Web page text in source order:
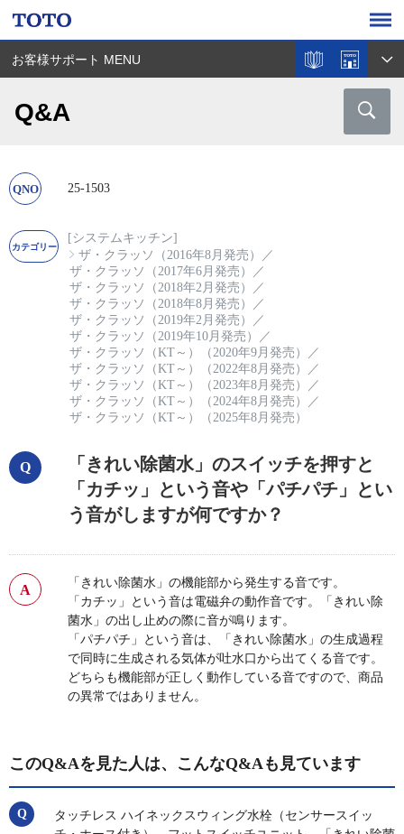
お客様サポート MENU
Q&A
25-1503
[システムキッチン]
ザ・クラッソ（2016年8月発売）
／
ザ・クラッソ（2017年6月発売）
／
ザ・クラッソ（2018年2月発売）
／
ザ・クラッソ（2018年8月発売）
／
ザ・クラッソ（2019年2月発売）
／
ザ・クラッソ（2019年10月発売）
／
ザ・クラッソ（KT～）（2020年9月発売）
／
ザ・クラッソ（KT～）（2022年8月発売）
／
ザ・クラッソ（KT～）（2023年8月発売）
／
ザ・クラッソ（KT～）（2024年8月発売）
／
ザ・クラッソ（KT～）（2025年8月発売）
「きれい除菌水」のスイッチを押すと
「カチッ」という音や「パチパチ」とい
う音がしますが何ですか？
「きれい除菌水」の機能部から発生する音です。
「カチッ」という音は電磁弁の動作音です。「きれい除
菌水」の出し止めの際に音が鳴ります。
「パチパチ」という音は、「きれい除菌水」の生成過程
で同時に生成される気体が吐水口から出てくる音です。
どちらも機能部が正しく動作している音ですので、商品
の異常ではありません。
このQ&Aを見た人は、こんなQ&Aも見ています
タッチレス ハイネックスウィング水栓（センサースイッ